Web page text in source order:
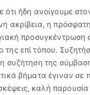
ήδη ανοίγουμε
ακρίβεια, η
προσυγκέντρωση
επί τόπου.
συζήτηση της
βήματα έγιναν
καλή